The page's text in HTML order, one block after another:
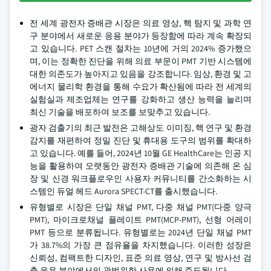
전 세계 광전자 증배관 시장은 의료 영상, 핵 탐지 및 과학 연
구 분야에서 새로운 응용 분야가 등장함에 따라 계속 확장되
고 있습니다. PET 스캔 절차는 10년에 거의 2024% 증가했으
며, 이는 정확한 진단을 위해 의료 부문이 PMT 기반 시스템에
대한 의존도가 높아지고 있음을 강조합니다. 임상, 환경 및 고
에너지 물리학 환경을 통해 수요가 확산됨에 따라 전 세계의
실험실과 제조업체는 연구를 강화하고 생산 능력을 늘리며
최신 기술을 배포하여 보조를 보맞추고 있습니다.
광자 검출기의 최근 발전은 고해상도 이미징, 핵 연구 및 환경
감지를 재편하여 정밀 진단 및 휴대용 도구의 범위를 확대하
고 있습니다. 예를 들어, 2024년 10월 GE HealthCare는 인공 지
능을 활용하여 오랫동안 광전자 증배관 기술에 의존해 온 심
장 및 신경 워크플로우인 사용자 커뮤니티를 간소화하는 시
스템인 듀얼 헤드 Aurora SPECT-CT를 출시했습니다.
유형별로 시장은 단일 채널 PMT, 다중 채널 PMT(다중 양극
PMT), 마이크로채널 플레이트 PMT(MCP-PMT), 선형 어레이
PMT 등으로 분류됩니다. 유형별로는 2024년 단일 채널 PMT
가 38.7%의 가장 큰 점유율을 차지했습니다. 이러한 성장은
신뢰성, 컴팩트한 디자인, 표준 의료 영상, 연구 및 방사선 검